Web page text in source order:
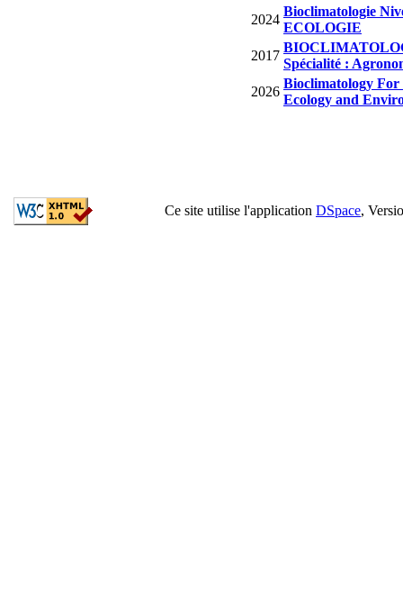
2024
Bioclimatologie
ECOLOGIE
2017
Spécialité :
2026
Bioclimatology For
Ecology and
Ce site utilise l'application DSpace,